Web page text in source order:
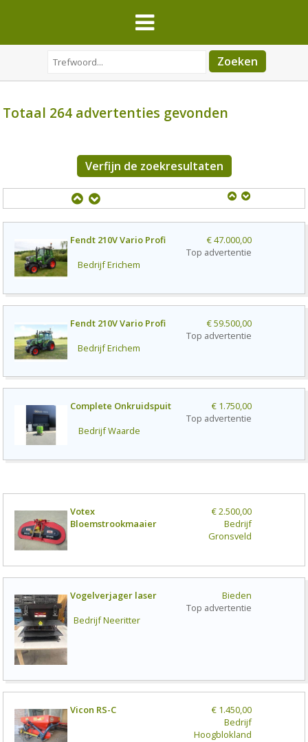
Totaal 264 advertenties gevonden
Verfijn de zoekresultaten
Fendt 210V Vario Profi
€ 47.000,00
Top advertentie
BedrijfErichem
Fendt 210V Vario Profi
€ 59.500,00
Top advertentie
BedrijfErichem
Complete Onkruidspuit
€ 1.750,00
Top advertentie
BedrijfWaarde
Votex
Bloemstrookmaaier
€ 2.500,00
Bedrijf
Gronsveld
Vogelverjager laser
Bieden
Top advertentie
BedrijfNeeritter
Vicon RS-C
€ 1.450,00
Bedrijf
Hoogblokland